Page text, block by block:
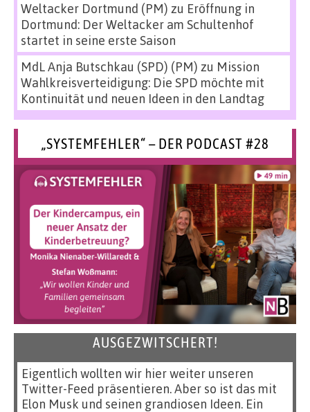
Weltacker Dortmund (PM) zu Eröffnung in
Dortmund: Der Weltacker am Schultenhof
startet in seine erste Saison
MdL Anja Butschkau (SPD) (PM) zu Mission
Wahlkreisverteidigung: Die SPD möchte mit
Kontinuität und neuen Ideen in den Landtag
„SYSTEMFEHLER“ – DER PODCAST #28
AUSGEZWITSCHERT!
Eigentlich wollten wir hier weiter unseren
Twitter-Feed präsentieren. Aber so ist das mit
Elon Musk und seinen grandiosen Ideen. Ein